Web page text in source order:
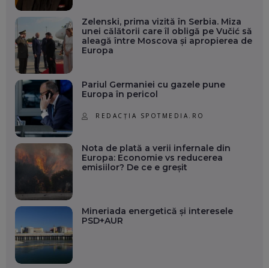
Zelenski, prima vizită în Serbia. Miza
unei călătorii care îl obligă pe Vučić să
aleagă între Moscova și apropierea de
Europa
Pariul Germaniei cu gazele pune
Europa în pericol
REDACȚIA SPOTMEDIA.RO
Nota de plată a verii infernale din
Europa: Economie vs reducerea
emisiilor? De ce e greșit
Mineriada energetică și interesele
PSD+AUR